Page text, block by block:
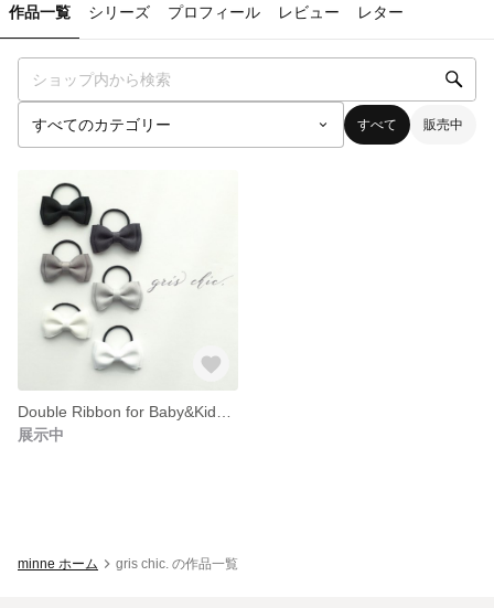
作品一覧 シリーズ プロフィール レビュー レター
すべて 販売中
展示中
minne ホーム gris chic. の作品一覧